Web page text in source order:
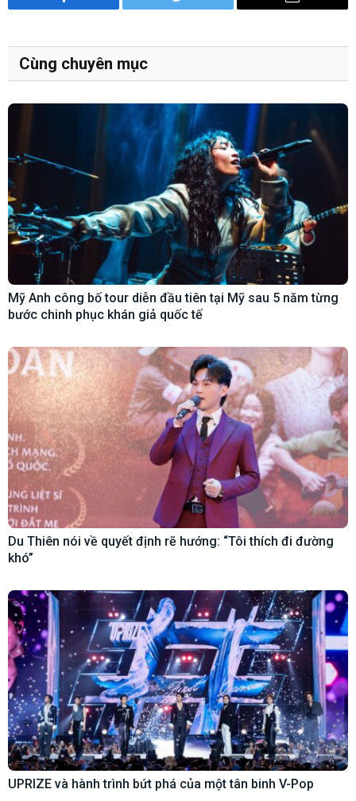
Facebook Twitter Email
Cùng chuyên mục
Mỹ Anh công bố tour diễn đầu tiên tại Mỹ sau 5 năm từng
bước chinh phục khán giả quốc tế
Du Thiên nói về quyết định rẽ hướng: “Tôi thích đi đường
khó”
UPRIZE và hành trình bứt phá của một tân binh V-Pop